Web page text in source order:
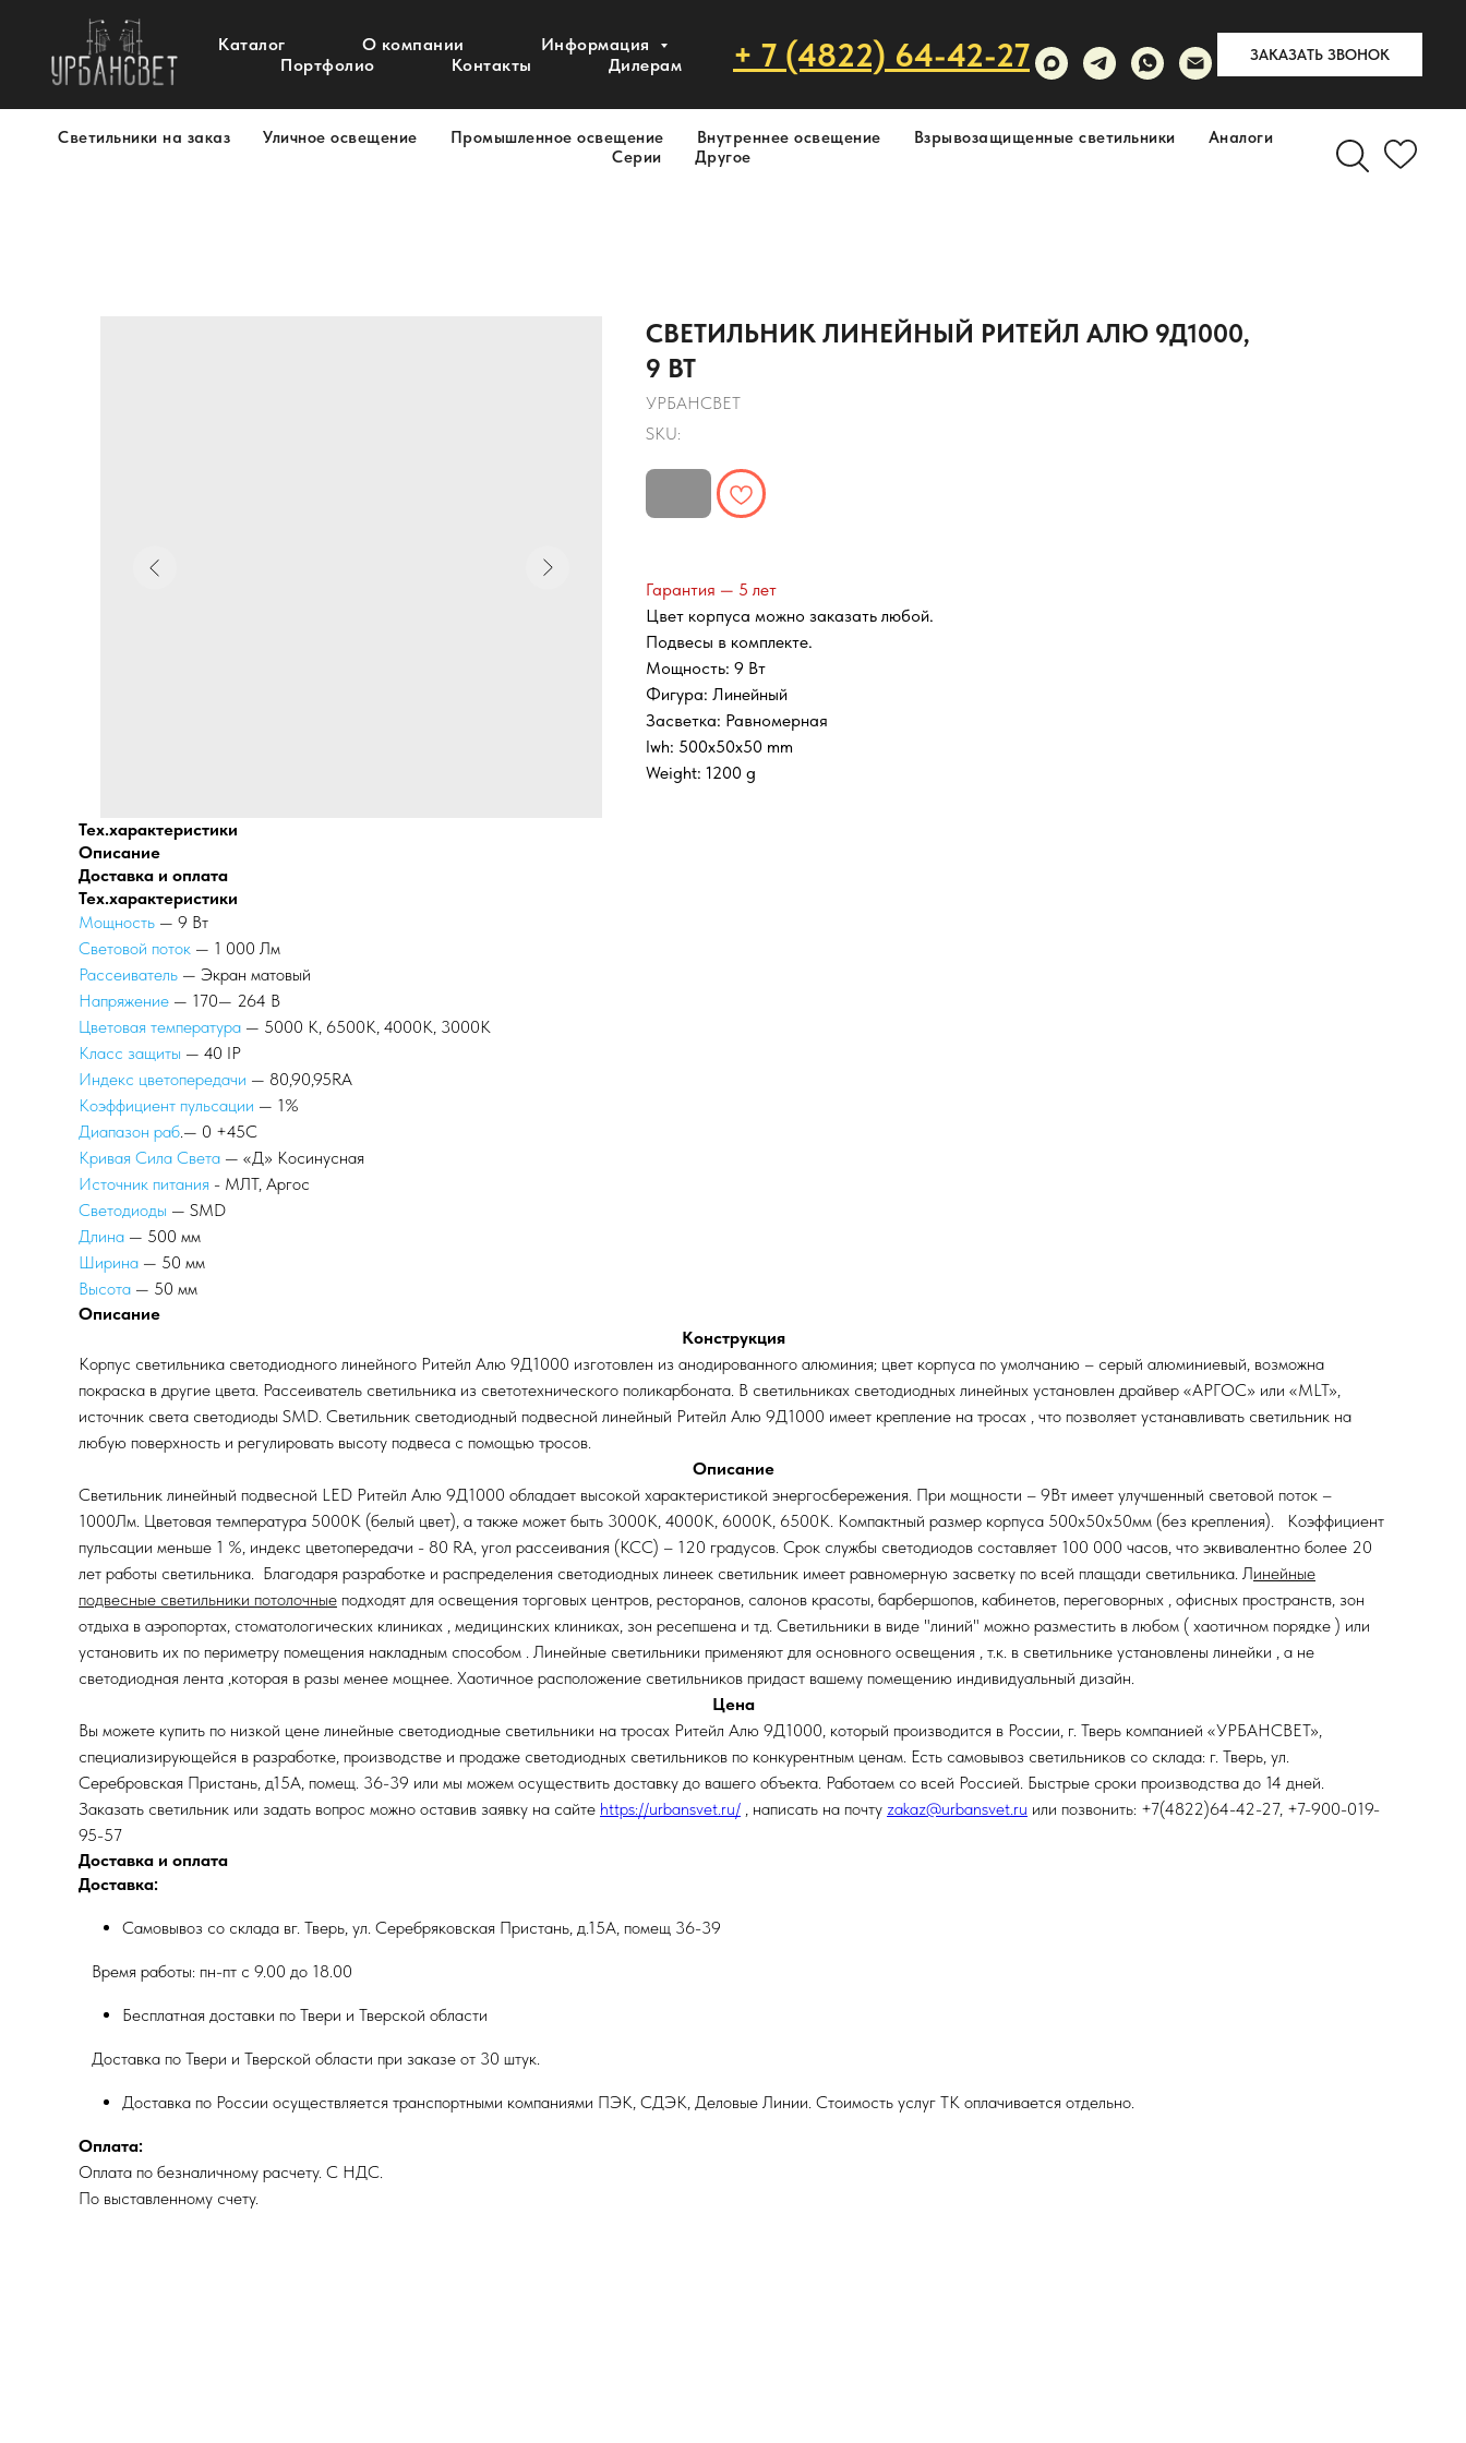
Каталог О компании
Информация
Портфолио
Контакты Дилерам + 7 (4822) 64-42-27 ЗАКАЗАТЬ ЗВОНОК
Светильники на заказ Уличное освещение Промышленное освещение Внутреннее освещение Взрывозащищенные светильники
Аналоги
Серии
Другое
СВЕТИЛЬНИК ЛИНЕЙНЫЙ РИТЕЙЛ АЛЮ 9Д1000,
9 ВТ
УРБАНСВЕТ
SKU:
Гарантия — 5 лет
Цвет корпуса можно заказать любой.
Подвесы в комплекте.
Мощность: 9 Вт
Фигура: Линейный
Засветка: Равномерная
lwh: 500x50x50 mm
Weight: 1200 g
Тех.характеристики
Описание
Доставка и оплата
Тех.характеристики
Мощность — 9 Вт
Световой поток — 1 000 Лм
Рассеиватель — Экран матовый
Напряжение — 170— 264 В
Цветовая температура — 5000 К, 6500К, 4000К, 3000К
Класс защиты — 40 IP
Индекс цветопередачи — 80,90,95RA
Коэффициент пульсации — 1%
Диапазон раб.— 0 +45С
Кривая Сила Света — «Д» Косинусная
Источник питания - МЛТ, Аргос
Светодиоды — SMD
Длина — 500 мм
Ширина — 50 мм
Высота — 50 мм
Описание
Конструкция
Корпус светильника светодиодного линейного Ритейл Алю 9Д1000 изготовлен из анодированного алюминия; цвет корпуса по умолчанию – серый алюминиевый, возможна
покраска в другие цвета. Рассеиватель светильника из светотехнического поликарбоната. В светильниках светодиодных линейных установлен драйвер «АРГОС» или «MLT»,
источник света светодиоды SMD. Светильник светодиодный подвесной линейный Ритейл Алю 9Д1000 имеет крепление на тросах , что позволяет устанавливать светильник на
любую поверхность и регулировать высоту подвеса с помощью тросов.
Описание
Светильник линейный подвесной LED Ритейл Алю 9Д1000 обладает высокой характеристикой энергосбережения. При мощности – 9Вт имеет улучшенный световой поток –
1000Лм. Цветовая температура 5000К (белый цвет), а также может быть 3000К, 4000К, 6000К, 6500К. Компактный размер корпуса 500х50х50мм (без крепления). Коэффициент
пульсации меньше 1 %, индекс цветопередачи - 80 RA, угол рассеивания (КСС) – 120 градусов. Срок службы светодиодов составляет 100 000 часов, что эквивалентно более 20
лет работы светильника. Благодаря разработке и распределения светодиодных линеек светильник имеет равномерную засветку по всей плащади светильника. Линейные
подвесные светильники потолочные подходят для освещения торговых центров, ресторанов, салонов красоты, барбершопов, кабинетов, переговорных , офисных пространств, зон
отдыха в аэропортах, стоматологических клиниках , медицинских клиниках, зон ресепшена и тд. Светильники в виде "линий" можно разместить в любом ( хаотичном порядке ) или
установить их по периметру помещения накладным способом . Линейные светильники применяют для основного освещения , т.к. в светильнике установлены линейки , а не
светодиодная лента ,которая в разы менее мощнее. Хаотичное расположение светильников придаст вашему помещению индивидуальный дизайн.
Цена
Вы можете купить по низкой цене линейные светодиодные светильники на тросах Ритейл Алю 9Д1000, который производится в России, г. Тверь компанией «УРБАНСВЕТ»,
специализирующейся в разработке, производстве и продаже светодиодных светильников по конкурентным ценам. Есть самовывоз светильников со склада: г. Тверь, ул.
Серебровская Пристань, д15А, помещ. 36-39 или мы можем осуществить доставку до вашего объекта. Работаем со всей Россией. Быстрые сроки производства до 14 дней.
Заказать светильник или задать вопрос можно оставив заявку на сайте https://urbansvet.ru/ , написать на почту zakaz@urbansvet.ru или позвонить: +7(4822)64-42-27, +7-900-019-
95-57
Доставка и оплата
Доставка:
Самовывоз со склада вг. Тверь, ул. Серебряковская Пристань, д.15А, помещ 36-39
Время работы: пн-пт с 9.00 до 18.00
Бесплатная доставки по Твери и Тверской области
Доставка по Твери и Тверской области при заказе от 30 штук.
Доставка по России осуществляется транспортными компаниями ПЭК, СДЭК, Деловые Линии. Стоимость услуг ТК оплачивается отдельно.
Оплата:
Оплата по безналичному расчету. С НДС.
По выставленному счету.